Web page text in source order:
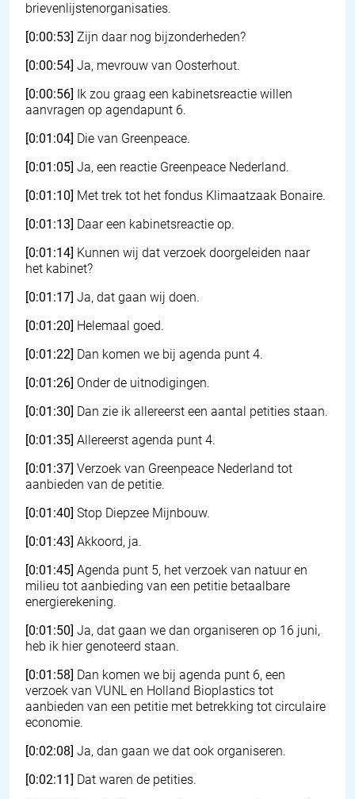
brievenlijstenorganisaties.
[0:00:53] Zijn daar nog bijzonderheden?
[0:00:54] Ja, mevrouw van Oosterhout.
[0:00:56] Ik zou graag een kabinetsreactie willen
aanvragen op agendapunt 6.
[0:01:04] Die van Greenpeace.
[0:01:05] Ja, een reactie Greenpeace Nederland.
[0:01:10] Met trek tot het fondus Klimaatzaak Bonaire.
[0:01:13] Daar een kabinetsreactie op.
[0:01:14] Kunnen wij dat verzoek doorgeleiden naar
het kabinet?
[0:01:17] Ja, dat gaan wij doen.
[0:01:20] Helemaal goed.
[0:01:22] Dan komen we bij agenda punt 4.
[0:01:26] Onder de uitnodigingen.
[0:01:30] Dan zie ik allereerst een aantal petities staan.
[0:01:35] Allereerst agenda punt 4.
[0:01:37] Verzoek van Greenpeace Nederland tot
aanbieden van de petitie.
[0:01:40] Stop Diepzee Mijnbouw.
[0:01:43] Akkoord, ja.
[0:01:45] Agenda punt 5, het verzoek van natuur en
milieu tot aanbieding van een petitie betaalbare
energierekening.
[0:01:50] Ja, dat gaan we dan organiseren op 16 juni,
heb ik hier genoteerd staan.
[0:01:58] Dan komen we bij agenda punt 6, een
verzoek van VUNL en Holland Bioplastics tot
aanbieden van een petitie met betrekking tot circulaire
economie.
[0:02:08] Ja, dan gaan we dat ook organiseren.
[0:02:11] Dat waren de petities.